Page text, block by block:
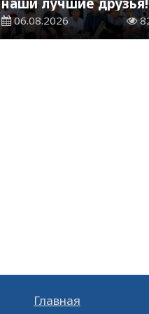
06.08.2026
Главная